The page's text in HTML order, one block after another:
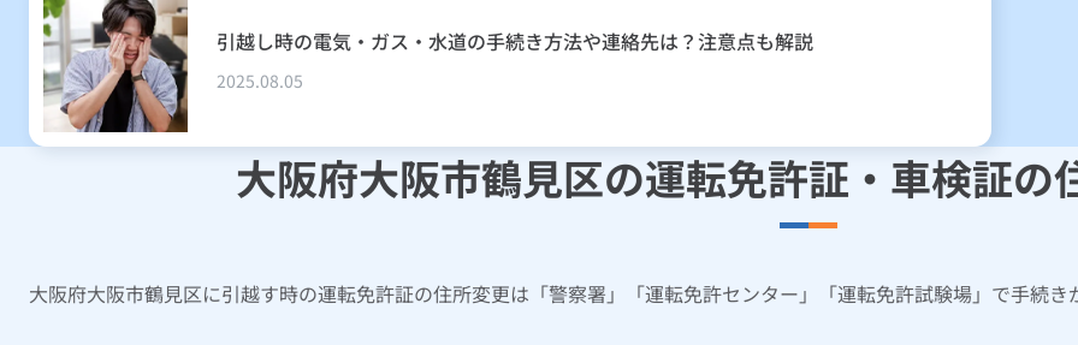
引越し時の電気・ガス・水道の手続き方法や連絡先は？注意点も解説
2025.08.05
大阪府大阪市鶴見区の運転免許証・車検証の
大阪府大阪市鶴見区に引越す時の運転免許証の住所変更は「警察署」「運転免許センター」「運転免許試験場」で手続き